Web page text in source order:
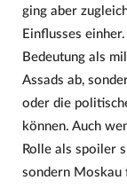
ging aber
Einflusses
Bedeutung als
Assads ab,
oder die
können. Auch
Rolle als spoiler
sondern Moskau